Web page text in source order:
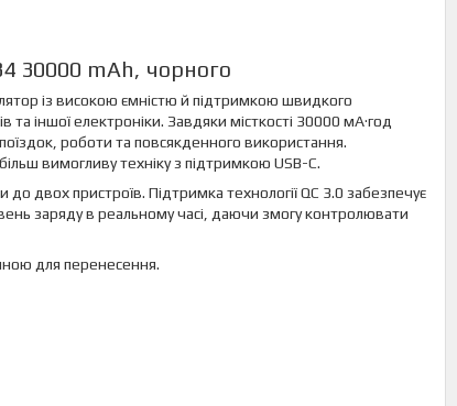
30000 mAh, чорного
із високою ємністю й підтримкою швидкого
іншої електроніки. Завдяки місткості 30000 мА·год
роботи та повсякденного використання.
вимогливу техніку з підтримкою USB-C.
двох пристроїв. Підтримка технології QC 3.0 забезпечує
заряду в реальному часі, даючи змогу контролювати
для перенесення.